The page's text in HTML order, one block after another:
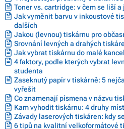
Toner vs. cartridge: v čem se liší
Jak vyměnit barvu v inkoustové
dalších
Jakou (levnou) tiskárnu pro
Srovnání levných a drahých
Jak vybrat tiskárnu do malé
4 faktory, podle kterých vybrat
studenta
Zaseknutý papír v tiskárně: 5
vyřešit
Co znamenají písmena v názvu
Kam vyhodit tiskárnu: 4 druhy
Závady laserových tiskáren: kdy
6 tipů na kvalitní velkoformátové